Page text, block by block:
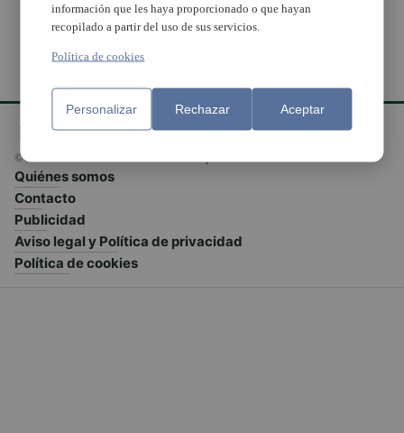
© El Meridiano L'Horta 2026 - Valencia - España
Quiénes somos
Contacto
Publicidad
Aviso legal y Política de privacidad
Política de cookies
información que les haya proporcionado o que hayan
recopilado a partir del uso de sus servicios.
Política de cookies
Personalizar Rechazar Aceptar